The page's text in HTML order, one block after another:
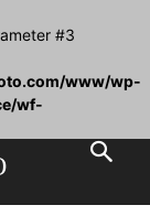
#3
www/wp-
wf-